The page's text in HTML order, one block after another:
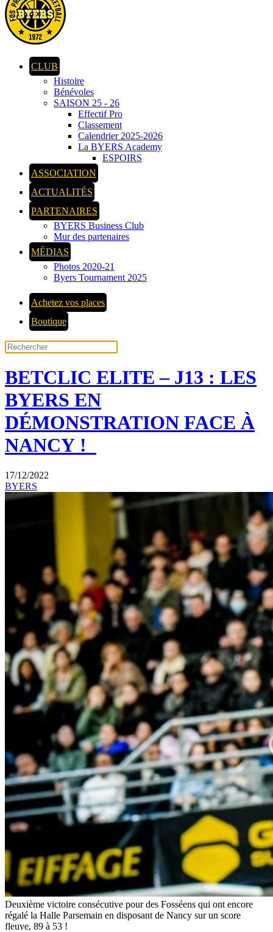
CLUB
Histoire
Bénévoles
SAISON 25 - 26
Effectif Pro
Classement
Calendrier 2025-2026
La BYERS Academy
ESPOIRS
ASSOCIATION
ACTUALITÉS
PARTENAIRES
BYERS Business Club
Mur des partenaires
MÉDIAS
Photos 2020-21
Byers Tournament 2025
Achetez vos places
Boutique
BETCLIC ELITE – J13 : LES
BYERS EN
DÉMONSTRATION FACE À
NANCY !
17/12/2022
BYERS
Deuxième victoire consécutive pour des Fosséens qui ont encore
régalé la Halle Parsemain en disposant de Nancy sur un score
fleuve, 89 à 53 !